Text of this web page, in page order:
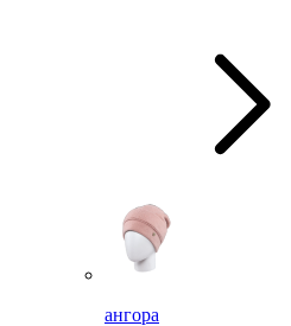
ангора